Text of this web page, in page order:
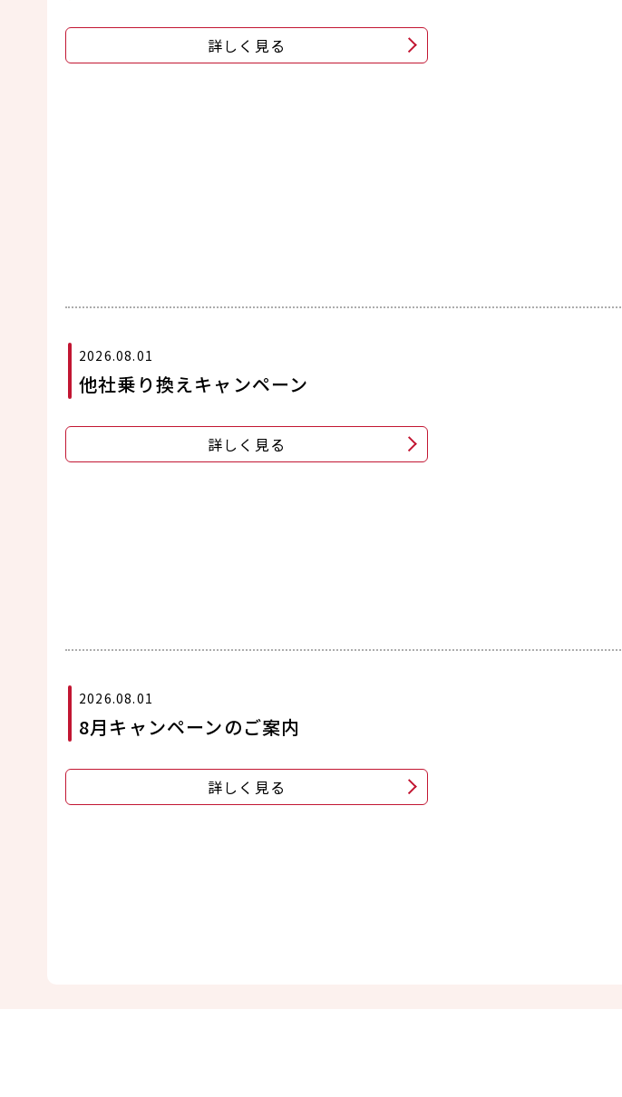
詳しく見る
2026.08.01
他社乗り換えキャンペーン
詳しく見る
2026.08.01
8月キャンペーンのご案内
詳しく見る